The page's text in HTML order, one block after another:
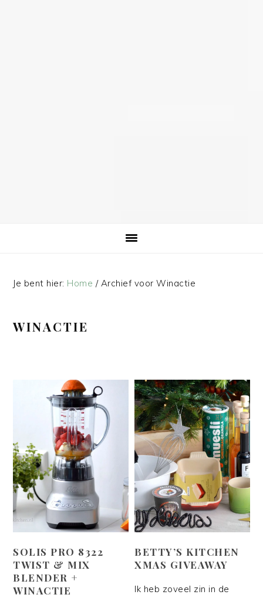
Je bent hier: Home /Archief voor Winactie
WINACTIE
SOLIS PRO 8322
TWIST & MIX
BLENDER +
WINACTIE
BETTY’S KITCHEN
XMAS GIVEAWAY
Ik heb zoveel zin in de